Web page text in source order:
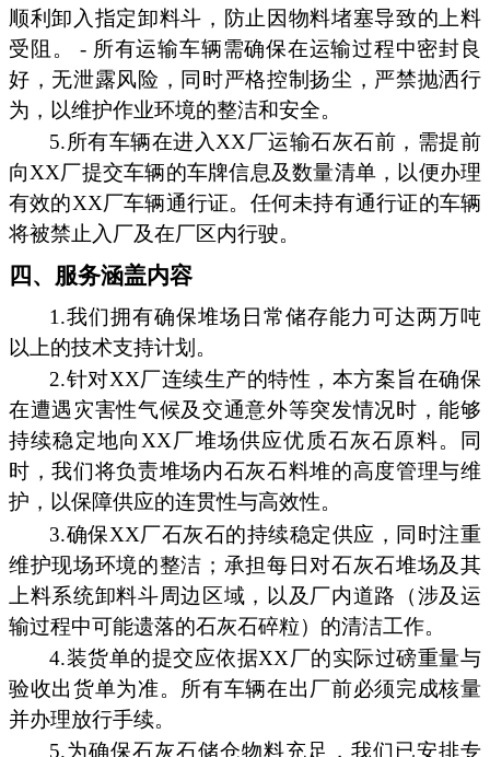
顺利卸入指定卸料斗，防止因物料堵塞导致的上料
受阻。 - 所有运输车辆需确保在运输过程中密封良
好，无泄露风险，同时严格控制扬尘，严禁抛洒行
为，以维护作业环境的整洁和安全。
5.所有车辆在进入XX厂运输石灰石前，需提前
向XX厂提交车辆的车牌信息及数量清单，以便办理
有效的XX厂车辆通行证。任何未持有通行证的车辆
将被禁止入厂及在厂区内行驶。
四、服务涵盖内容
1.我们拥有确保堆场日常储存能力可达两万吨
以上的技术支持计划。
2.针对XX厂连续生产的特性，本方案旨在确保
在遭遇灾害性气候及交通意外等突发情况时，能够
持续稳定地向XX厂堆场供应优质石灰石原料。同
时，我们将负责堆场内石灰石料堆的高度管理与维
护，以保障供应的连贯性与高效性。
3.确保XX厂石灰石的持续稳定供应，同时注重
维护现场环境的整洁；承担每日对石灰石堆场及其
上料系统卸料斗周边区域，以及厂内道路（涉及运
输过程中可能遗落的石灰石碎粒）的清洁工作。
4.装货单的提交应依据XX厂的实际过磅重量与
验收出货单为准。所有车辆在出厂前必须完成核量
并办理放行手续。
5.为确保石灰石储仓物料充足，我们已安排专